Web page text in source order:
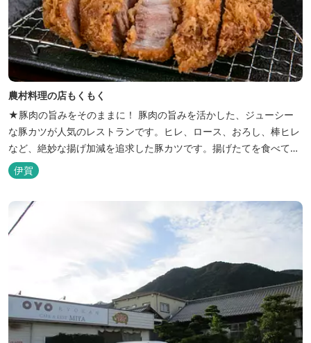
農村料理の店もくもく
★豚肉の旨みをそのままに！ 豚肉の旨みを活かした、ジューシー
な豚カツが人気のレストランです。ヒレ、ロース、おろし、棒ヒレ
など、絶妙な揚げ加減を追求した豚カツです。揚げたてを食べてい
ただくために、注文後じっくり揚げてお出ししています。 ★手作
りのお蕎麦をお楽しみいただけます！ お蕎麦は毎日お店で打ってつ
の良い昔ながらのお蕎麦...
伊賀